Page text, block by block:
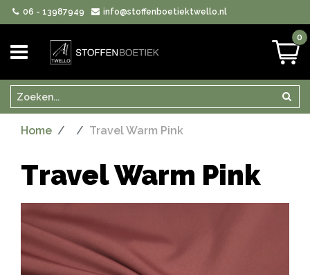
06 - 13987949 info@stoffenboetiektwello.nl
0
Zoeken
Home Travel Warm Pink
Travel Warm Pink